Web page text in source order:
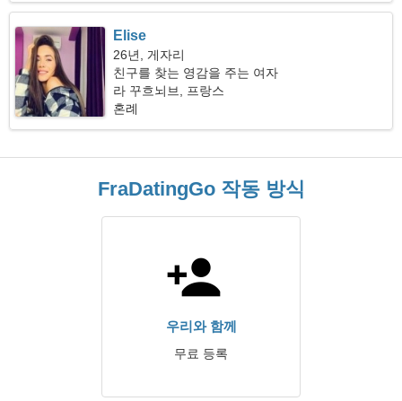
Elise
26년, 게자리
친구를 찾는 영감을 주는 여자
라 꾸흐뇌브, 프랑스
혼례
FraDatingGo 작동 방식
우리와 함께
무료 등록